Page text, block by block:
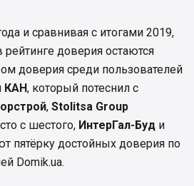
и сравнивая с итогами 2019,
доверия остаются
доверия среди пользователей
КАН, который потеснил с
, Stolitsa Group
с шестого, ИнтерГал-Буд и
пятёрку достойных доверия по
Domik.ua.